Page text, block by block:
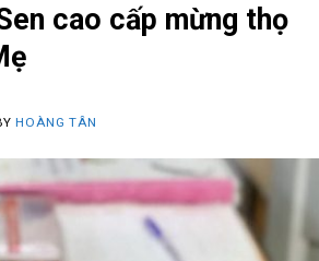
cao cấp mừng thọ
HOÀNG TÂN